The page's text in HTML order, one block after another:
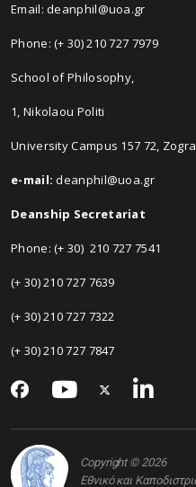
Email: deanphil@uoa.gr
Phone: (+ 30) 210 727 7979
School of Philosophy,
1, Nikolaou Politi
University Campus 157 72,
e-mail: deanphil@uoa.gr
Deanship Secretariat
Phone: (+ 30) 210 727 7541
(+ 30) 210 727 7639
(+ 30) 210 727 7322
(+ 30) 210 727 7847
Copyright © 2026
Εθνικό και